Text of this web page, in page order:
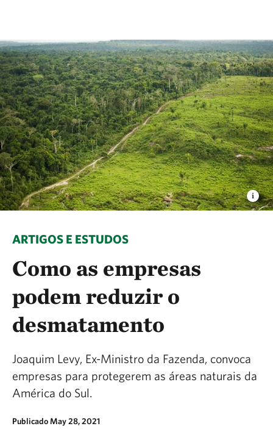
ARTIGOS E ESTUDOS
Como as empresas
podem reduzir o
desmatamento
Joaquim Levy, Ex-Ministro da Fazenda, convoca
empresas para protegerem as áreas naturais da
América do Sul.
Publicado May 28, 2021